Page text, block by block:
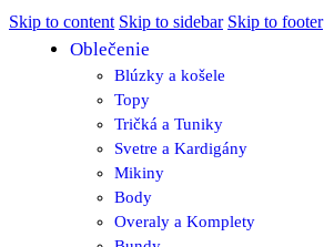
Skip to content Skip to sidebar Skip to footer
Oblečenie
Blúzky a košele
Topy
Tričká a Tuniky
Svetre a Kardigány
Mikiny
Body
Overaly a Komplety